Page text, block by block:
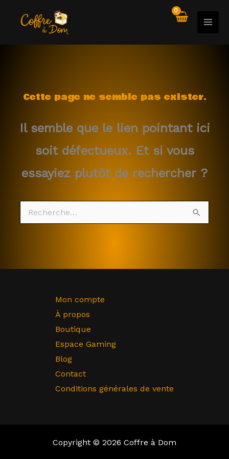
Cette page ne semble pas exister.
Il semble que le lien pointant ici
soit défectueux. Et si vous
essayiez plutôt de rechercher ?
Rechercher :
Mon compte
À propos
Boutique
Espace Gaming
Blog
Contact
Conditions générales de vente
Copyright © 2026 Coffre à Dom